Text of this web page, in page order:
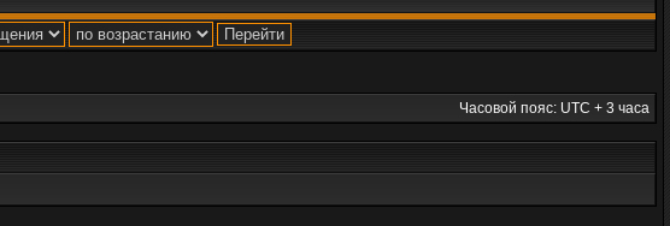
Часовой пояс: UTC + 3 часа